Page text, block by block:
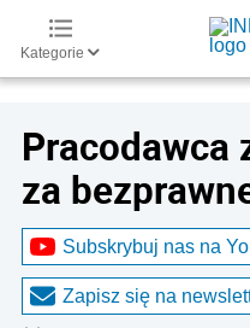
Kategorie
Pracodawca
za
Subskrybuj nas na
Zapisz się na